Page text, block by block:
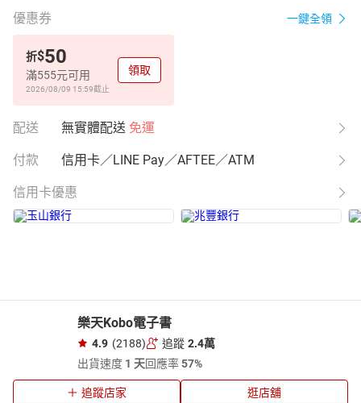
優惠券 一鍵全領
折$50
滿555元可用
2026/08/09 15:59截止
領取
配送 無實體配送 免運
付款 信用卡／LINE Pay／AFTEE／ATM
信用卡優惠
樂天Kobo電子書
4.9 (2188) 追蹤 2.4萬
出貨速度 1 天回應率57%
追蹤店家 逛店舖